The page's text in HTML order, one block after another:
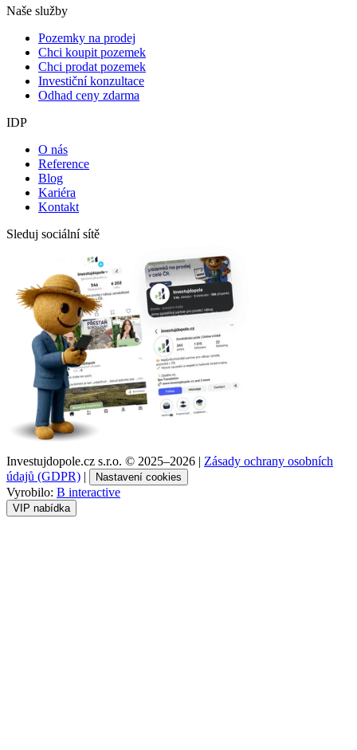
Naše služby
Pozemky na prodej
Chci koupit pozemek
Chci prodat pozemek
Investiční konzultace
Odhad ceny zdarma
IDP
O nás
Reference
Blog
Kariéra
Kontakt
Sleduj sociální sítě
Investujdopole.cz s.r.o. © 2025–2026 | Zásady ochrany osobních
údajů (GDPR) | Nastavení cookies
Vyrobilo: B interactive
VIP nabídka